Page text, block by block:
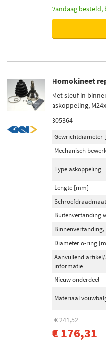
Vandaag besteld,
Homokineet
Met sleuf in
askoppeling,
305364
Gewrichtdiameter
Mechanisch
Type askoppeling
Lengte [mm]
Schroefdraadmaat
Buitenvertanding
Binnenvertanding,
Diameter o-ring
Aanvullend
informatie
Nieuw onderdeel
Materiaal
€ 241,52
€ 176,31